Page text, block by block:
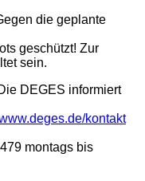
die geplante
geschützt! Zur
sein.
DEGES informiert
kontakt
montags bis